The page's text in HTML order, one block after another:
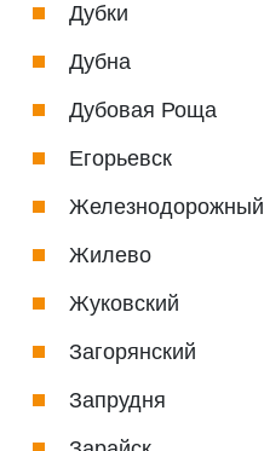
Дубки
Дубна
Дубовая Роща
Егорьевск
Железнодорожный
Жилево
Жуковский
Загорянский
Запрудня